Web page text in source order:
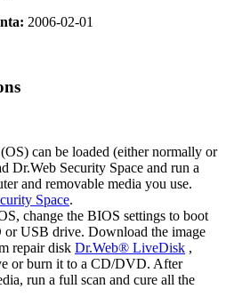
2006-02-01
can be loaded (either normally or
Dr.Web Security Space and run a
and removable media you use.
Space.
change the BIOS settings to boot
or USB drive. Download the image
repair disk Dr.Web® LiveDisk ,
or burn it to a CD/DVD. After
run a full scan and cure all the